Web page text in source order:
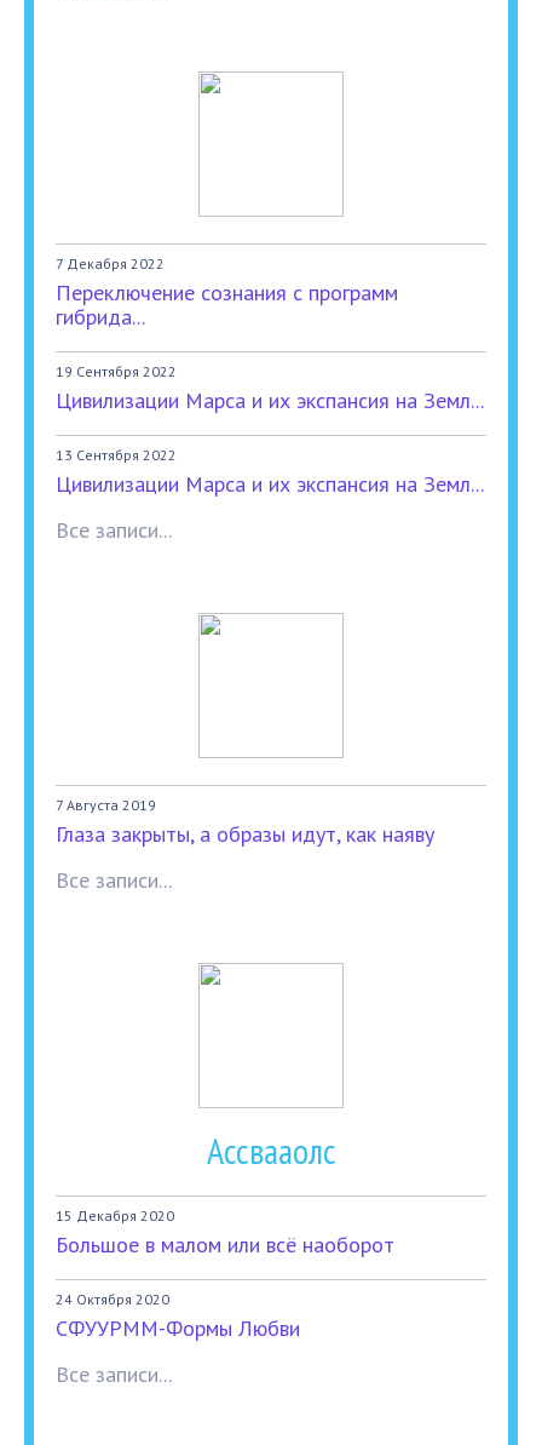
7 Декабря 2022
Переключение сознания с программ
гибрида...
19 Сентября 2022
Цивилизации Марса и их экспансия на Земл...
13 Сентября 2022
Цивилизации Марса и их экспансия на Земл...
Все записи...
7 Августа 2019
Глаза закрыты, а образы идут, как наяву
Все записи...
Ассвааолс
15 Декабря 2020
Большое в малом или всё наоборот
24 Октября 2020
СФУУРММ-Формы Любви
Все записи...